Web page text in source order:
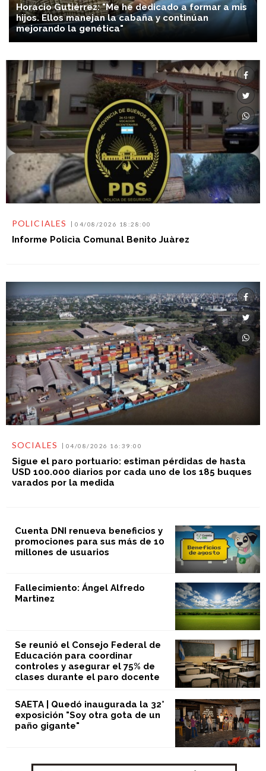
Horacio Gutiérrez: "Me he dedicado a formar a mis
hijos. Ellos manejan la cabaña y continúan
mejorando la genética"
POLICIALES 04/08/2026 18:28:00
Informe Policìa Comunal Benito Juàrez
SOCIALES 04/08/2026 16:39:00
Sigue el paro portuario: estiman pérdidas de hasta
USD 100.000 diarios por cada uno de los 185 buques
varados por la medida
Cuenta DNI renueva beneficios y
promociones para sus más de 10
millones de usuarios
Fallecimiento: Ángel Alfredo
Martìnez
Se reunió el Consejo Federal de
Educación para coordinar
controles y asegurar el 75% de
clases durante el paro docente
SAETA | Quedó inaugurada la 32°
exposición "Soy otra gota de un
paño gigante"